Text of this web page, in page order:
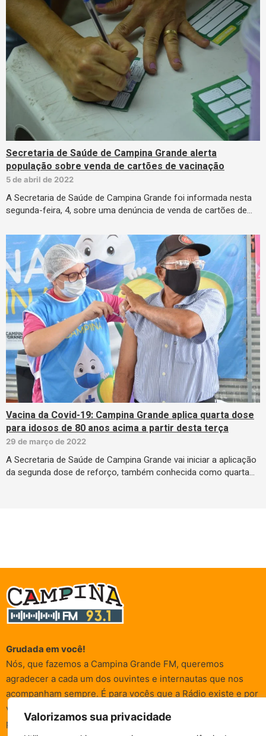
Valorizamos sua privacidade
Secretaria de Saúde de Campina Grande alerta
população sobre venda de cartões de vacinação
5 de abril de 2022
A Secretaria de Saúde de Campina Grande foi informada nesta
segunda-feira, 4, sobre uma denúncia de venda de cartões de…
Vacina da Covid-19: Campina Grande aplica quarta dose
para idosos de 80 anos acima a partir desta terça
29 de março de 2022
A Secretaria de Saúde de Campina Grande vai iniciar a aplicação
da segunda dose de reforço, também conhecida como quarta…
Grudada em você!
Nós, que fazemos a Campina Grande FM, queremos
agradecer a cada um dos ouvintes e internautas que nos
acompanham sempre. É para vocês que a Rádio existe e por
vocês que as informações (informativas, de entretenimento,
promocionais e de conscientização) são realizadas.